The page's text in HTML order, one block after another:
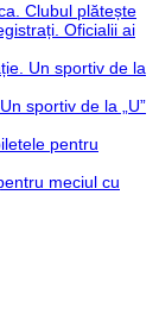
Clubul plătește
Oficialii ai
Un sportiv de la
sportiv de la „U”
pentru
meciul cu